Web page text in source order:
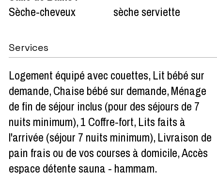
Sèche-cheveux
sèche serviette
Services
Logement équipé avec couettes Lit bébé sur
demande Chaise bébé sur demande Ménage
de fin de séjour inclus (pour des séjours de 7
nuits minimum) 1 Coffre-fort Lits faits à
l'arrivée (séjour 7 nuits minimum) Livraison de
pain frais ou de vos courses à domicile Accès
espace détente sauna - hammam